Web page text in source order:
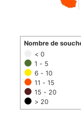
< 0
1 - 5
6 - 10
11 - 15
15 - 20
> 20
Nombre de